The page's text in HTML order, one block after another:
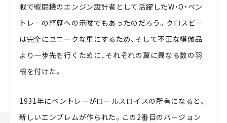
戦で戦闘機のエンジン設計者として活躍したW・O・ベン
トレーの経歴への示唆でもあったのだろう。クロスビー
は完全にユニークな車にするため、そして不正な模倣品
より一歩先を行くために、それぞれの翼に異なる数の羽
根を付けた。
1931年にベントレーがロールスロイスの所有になると、
新しいエンブレムが作られた。この2番目のバージョン